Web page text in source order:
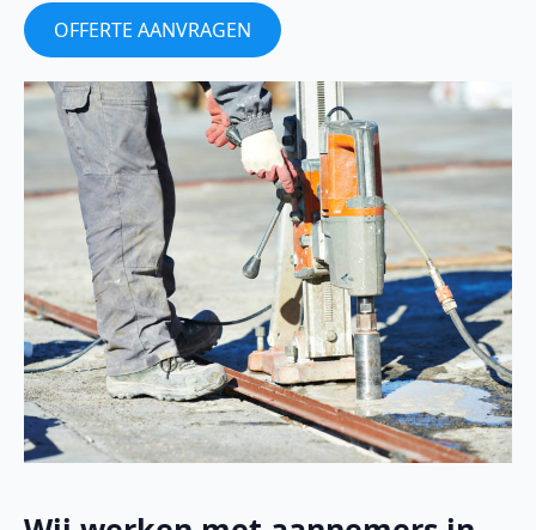
OFFERTE AANVRAGEN